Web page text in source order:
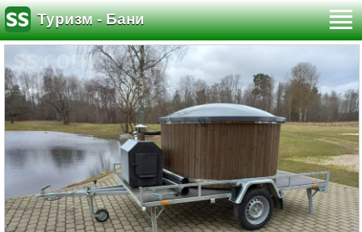
Туризм - Бани